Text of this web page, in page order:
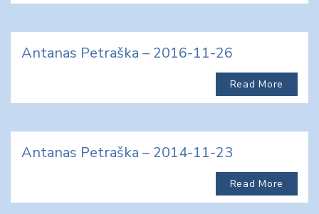
Antanas Petraška – 2016-11-26
Read More
Antanas Petraška – 2014-11-23
Read More